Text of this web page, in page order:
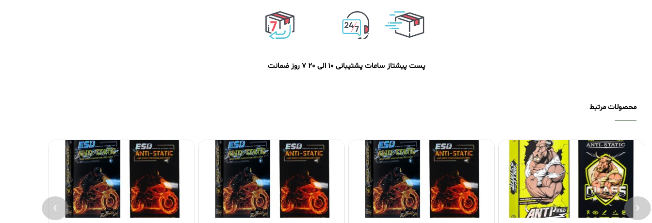
پست پیشتاز ساعات پشتیبانی 10 الی 20 7 روز ضمانت
محصولات مرتبط
‹
›